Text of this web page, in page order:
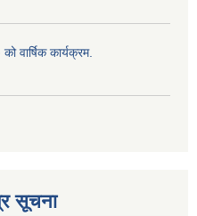
वार्षिक कार्यक्रम.
सूचना